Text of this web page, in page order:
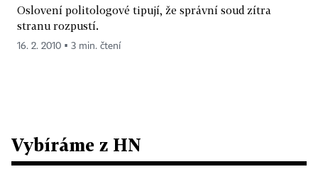
Oslovení politologové tipují, že správní soud zítra
stranu rozpustí.
16. 2. 2010 ▪ 3 min. čtení
Vybíráme z HN